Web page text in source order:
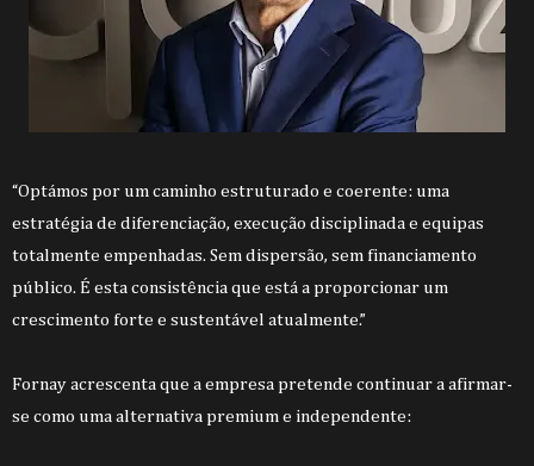
“Optámos por um caminho estruturado e coerente: uma
estratégia de diferenciação, execução disciplinada e equipas
totalmente empenhadas. Sem dispersão, sem financiamento
público. É esta consistência que está a proporcionar um
crescimento forte e sustentável atualmente.”
Fornay acrescenta que a empresa pretende continuar a afirmar-
se como uma alternativa premium e independente: